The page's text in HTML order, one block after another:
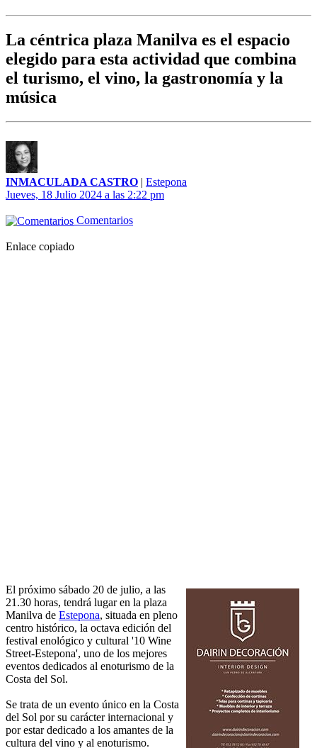
La céntrica plaza Manilva es el espacio
elegido para esta actividad que combina
el turismo, el vino, la gastronomía y la
música
INMACULADA CASTRO | Estepona
Jueves, 18 Julio 2024 a las 2:22 pm
Comentarios
Enlace copiado
El próximo sábado 20 de julio, a las
21.30 horas, tendrá lugar en la plaza
Manilva de Estepona, situada en pleno
centro histórico, la octava edición del
festival enológico y cultural '10 Wine
Street-Estepona', uno de los mejores
eventos dedicados al enoturismo de la
Costa del Sol.
Se trata de un evento único en la Costa
del Sol por su carácter internacional y
por estar dedicado a los amantes de la
cultura del vino y al enoturismo.